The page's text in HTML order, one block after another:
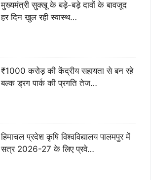
मुख्यमंत्री सुक्खू के बड़े-बड़े दावों के बावजूद
हर दिन खुल रही स्वास्थ…
₹1000 करोड़ की केंद्रीय सहायता से बन रहे
बल्क ड्रग पार्क की प्रगति तेज…
हिमाचल प्रदेश कृषि विश्वविद्यालय पालमपुर में
सत्र 2026-27 के लिए प्रवे…